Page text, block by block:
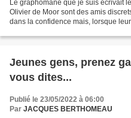
Le graphomane que je suis écrivait
Olivier de Moor sont des amis
dans la confidence mais, lorsque
Jeunes gens, prenez
vous dites...
Publié le 23/05/2022 à 06:00
Par JACQUES BERTHOMEAU